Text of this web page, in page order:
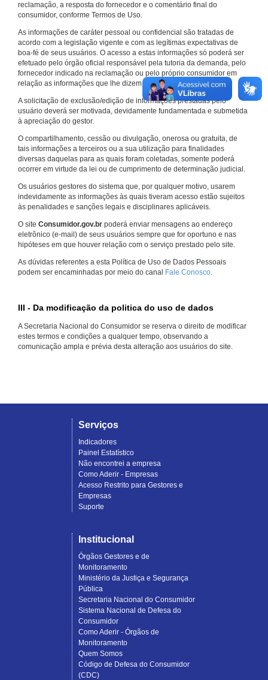
reclamação, a resposta do fornecedor e o comentário final do
consumidor, conforme Termos de Uso.
As informações de caráter pessoal ou confidencial são tratadas de
acordo com a legislação vigente e com as legítimas expectativas de
boa-fé de seus usuários. O acesso a estas informações só poderá ser
efetuado pelo órgão oficial responsável pela tutoria da demanda, pelo
fornecedor indicado na reclamação ou pelo próprio consumidor em
relação as informações que lhe dizem respeito.
A solicitação de exclusão/edição de informações prestadas pelo
usuário deverá ser motivada, devidamente fundamentada e submetida
à apreciação do gestor.
O compartilhamento, cessão ou divulgação, onerosa ou gratuita, de
tais informações a terceiros ou a sua utilização para finalidades
diversas daquelas para as quais foram coletadas, somente poderá
ocorrer em virtude da lei ou de cumprimento de determinação judicial.
Os usuários gestores do sistema que, por qualquer motivo, usarem
indevidamente as informações às quais tiveram acesso estão sujeitos
às penalidades e sanções legais e disciplinares aplicáveis.
O site Consumidor.gov.br poderá enviar mensagens ao endereço
eletrônico (e-mail) de seus usuários sempre que for oportuno e nas
hipóteses em que houver relação com o serviço prestado pelo site.
As dúvidas referentes a esta Política de Uso de Dados Pessoais
podem ser encaminhadas por meio do canal Fale Conosco.
III - Da modificação da politica do uso de dados
A Secretaria Nacional do Consumidor se reserva o direito de modificar
estes termos e condições a qualquer tempo, observando a
comunicação ampla e prévia desta alteração aos usuários do site.
Serviços
Indicadores
Painel Estatístico
Não encontrei a empresa
Como Aderir - Empresas
Acesso Restrito para Gestores e
Empresas
Suporte
Institucional
Órgãos Gestores e de
Monitoramento
Ministério da Justiça e Segurança
Pública
Secretaria Nacional do Consumidor
Sistema Nacional de Defesa do
Consumidor
Como Aderir - Órgãos de
Monitoramento
Quem Somos
Código de Defesa do Consumidor
(CDC)